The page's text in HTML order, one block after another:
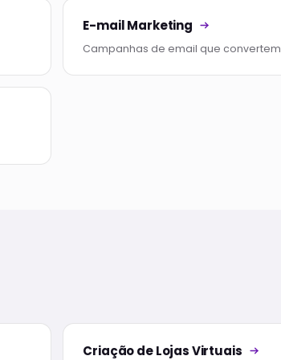
E-mail Marketing
Campanhas de email que convertem
Criação de Lojas Virtuais